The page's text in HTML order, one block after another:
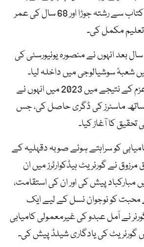
انہوں نے ایک بار پھر کتاب سے رشتہ جوڑا اور 68 سال کی عمر
مکمل کی۔
بعد انہوں نے منصورہ یونیورسٹی کی
شعبۂ سوشیالوجی میں داخلہ لیا۔
مسلسل محنت اور عزم کے نتیجے میں 2023 میں انہوں نے
ساتھ ماسٹرز کی ڈگری حاصل کی، جس
کا آغاز کیا۔
کو سراہتے ہوئے صوبہ دقہلیہ کے
مرزوق نے گورنریٹ ہیڈکوارٹرز میں ان
مبارکباد پیش کی اور ان کی استقامت،
کو نوجوان نسل کے لیے ایک
نے اَمل عبدو کی غیرمعمولی کامیابی
گورنریٹ کی یادگاری شیلڈ پیش کی۔